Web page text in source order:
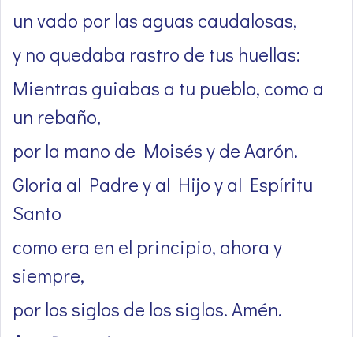
un vado por las aguas caudalosas,
y no quedaba rastro de tus huellas:
Mientras guiabas a tu pueblo, como a
un rebaño,
por la mano de Moisés y de Aarón.
Gloria al Padre y al Hijo y al Espíritu
Santo
como era en el principio, ahora y
siempre,
por los siglos de los siglos. Amén.